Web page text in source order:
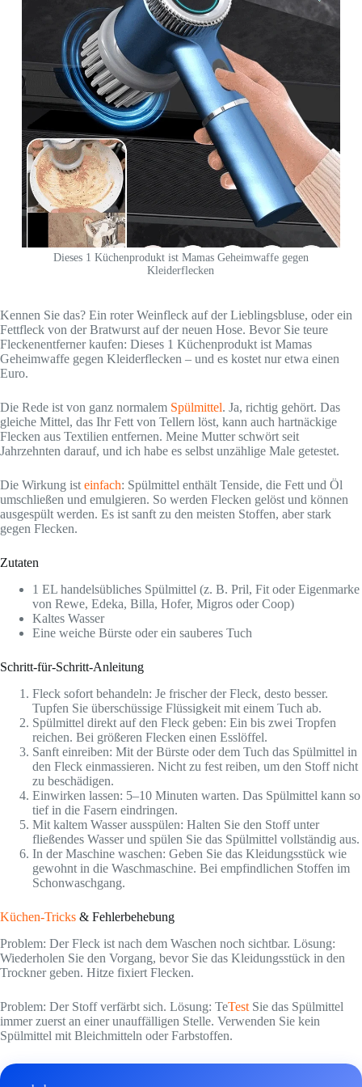
Dieses 1 Küchenprodukt ist Mamas Geheimwaffe gegen
Kleiderflecken
Kennen Sie das? Ein roter Weinfleck auf der Lieblingsbluse, oder ein
Fettfleck von der Bratwurst auf der neuen Hose. Bevor Sie teure
Fleckenentferner kaufen: Dieses 1 Küchenprodukt ist Mamas
Geheimwaffe gegen Kleiderflecken – und es kostet nur etwa einen
Euro.
Die Rede ist von ganz normalem Spülmittel. Ja, richtig gehört. Das
gleiche Mittel, das Ihr Fett von Tellern löst, kann auch hartnäckige
Flecken aus Textilien entfernen. Meine Mutter schwört seit
Jahrzehnten darauf, und ich habe es selbst unzählige Male getestet.
Die Wirkung ist einfach: Spülmittel enthält Tenside, die Fett und Öl
umschließen und emulgieren. So werden Flecken gelöst und können
ausgespült werden. Es ist sanft zu den meisten Stoffen, aber stark
gegen Flecken.
Zutaten
1 EL handelsübliches Spülmittel (z. B. Pril, Fit oder Eigenmarke
von Rewe, Edeka, Billa, Hofer, Migros oder Coop)
Kaltes Wasser
Eine weiche Bürste oder ein sauberes Tuch
Schritt-für-Schritt-Anleitung
Fleck sofort behandeln: Je frischer der Fleck, desto besser.
Tupfen Sie überschüssige Flüssigkeit mit einem Tuch ab.
Spülmittel direkt auf den Fleck geben: Ein bis zwei Tropfen
reichen. Bei größeren Flecken einen Esslöffel.
Sanft einreiben: Mit der Bürste oder dem Tuch das Spülmittel in
den Fleck einmassieren. Nicht zu fest reiben, um den Stoff nicht
zu beschädigen.
Einwirken lassen: 5–10 Minuten warten. Das Spülmittel kann so
tief in die Fasern eindringen.
Mit kaltem Wasser ausspülen: Halten Sie den Stoff unter
fließendes Wasser und spülen Sie das Spülmittel vollständig aus.
In der Maschine waschen: Geben Sie das Kleidungsstück wie
gewohnt in die Waschmaschine. Bei empfindlichen Stoffen im
Schonwaschgang.
Küchen-Tricks & Fehlerbehebung
Problem: Der Fleck ist nach dem Waschen noch sichtbar. Lösung:
Wiederholen Sie den Vorgang, bevor Sie das Kleidungsstück in den
Trockner geben. Hitze fixiert Flecken.
Problem: Der Stoff verfärbt sich. Lösung: TeTest Sie das Spülmittel
immer zuerst an einer unauffälligen Stelle. Verwenden Sie kein
Spülmittel mit Bleichmitteln oder Farbstoffen.